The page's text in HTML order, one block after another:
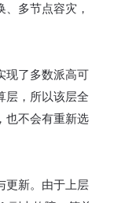
多节点容灾，
现了多数派高可
层，所以该层全
也不会有重新选
更新。由于上层